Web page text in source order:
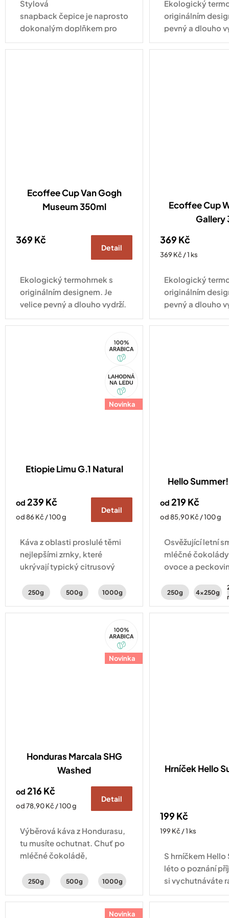
Stylová
snapback čepice je naprosto
dokonalým doplňkem pro
každodenní nošení. Tahle
varianta ve vyletněném
Ekologický
originálním
pevný a dlouho
pro každodenní
Ecoffee Cup Van Gogh
Museum 350ml
369 Kč
Detail
Ekologický termohrnek s
originálním designem. Je
velice pevný a dlouho vydrží.
Vhodný pro každodenní
využití.
Ecoffee Cup
Gallery
369 Kč
Měrná
369 Kč / 1 ks
Ekologický
originálním
pevný a dlouho
pro každodenní
Novinka
Arabica
Etiopie Limu G.1 Natural
od 239 Kč
Měrná
od 86 Kč / 100 g
Detail
Káva z oblasti proslulé těmi
nejlepšími zrnky, které
ukrývají typický citrusový
peckovin a karamelu.
250g 500g 1000g
Hello
od 219 Kč
Měrná
od 85,90 Kč / 100 g
Osvěžující letní
mléčné
ovoce a
250g 4x250g
Novinka
Arabica
Honduras Marcala SHG
Washed
od 216 Kč
Měrná
od 78,90 Kč / 100 g
Detail
Výběrová káva z Hondurasu,
tu musíte ochutnat. Chuť po
mléčné čokoládě,
aciditou.
250g 500g 1000g
Hrníček Hello
199 Kč
Měrná
199 Kč / 1 ks
S hrníčkem Hello
léto o poznání
si vychutnáváte
cappuccino na
odpolední
Novinka